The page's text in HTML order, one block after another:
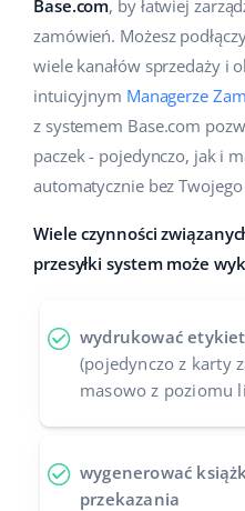
Sprzedaż na marketplace
Automatyzacja procesów
Zarządzanie wysyłką
Automatyzacja cen
AI dla e-commerce
Ekosystem
Super Merchant
Responso
Dom i ogród
Dziecko
Elektronika
Motoryzacja
Zdrowie i uroda
Pomoc
Akademia
Usługi
Wdrożenia systemu
Audyt konta
Konfiguracja konta
Inne
english (US)
english (GB)
english (IN)
deutsch
Ελληνικά
español (AR)
español (MX)
Français
Italiano
Base.com, by łatwiej
zamówień. Możesz
wiele kanałów sprzedaży i
intuicyjnym Managerze
z systemem Base.com
paczek - pojedynczo, jak i
automatycznie bez Twojego
Wiele czynności
przesyłki system może
wydrukować
(pojedynczo z karty
masowo z poziomu
wygenerować
przekazania